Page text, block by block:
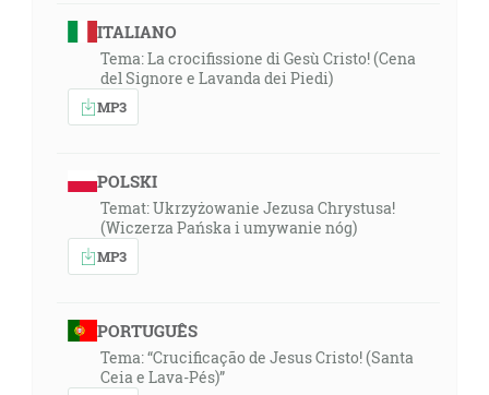
ITALIANO
Tema: La crocifissione di Gesù Cristo! (Cena
del Signore e Lavanda dei Piedi)
MP3
POLSKI
Temat: Ukrzyżowanie Jezusa Chrystusa!
(Wiczerza Pańska i umywanie nóg)
MP3
PORTUGUÊS
Tema: “Crucificação de Jesus Cristo! (Santa
Ceia e Lava-Pés)”